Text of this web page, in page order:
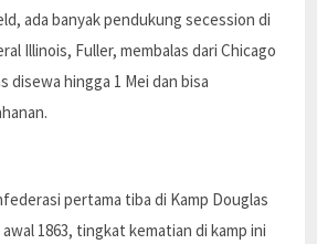
ada banyak pendukung secession di
Illinois, Fuller, membalas dari Chicago
disewa hingga 1 Mei dan bisa
pertama tiba di Kamp Douglas
1863, tingkat kematian di kamp ini